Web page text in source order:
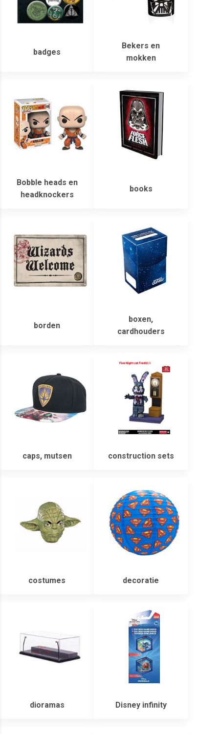
badges
Bekers en
mokken
Bobble heads en
headknockers
books
borden
boxen,
cardhouders
caps, mutsen construction sets
costumes decoratie
dioramas Disney infinity